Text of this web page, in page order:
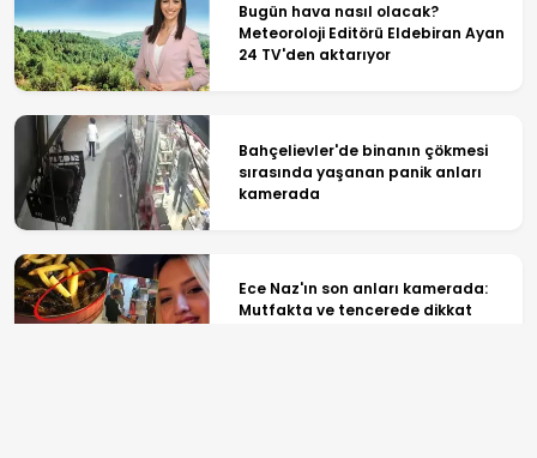
Bugün hava nasıl olacak?
Meteoroloji Editörü Eldebiran Ayan
24 TV'den aktarıyor
Bahçelievler'de binanın çökmesi
sırasında yaşanan panik anları
kamerada
Ece Naz'ın son anları kamerada:
Mutfakta ve tencerede dikkat